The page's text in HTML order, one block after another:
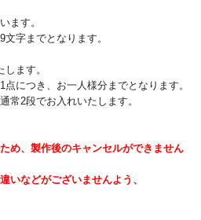
ます。
字までとなります。
ます。
につき、お一人様分までとなります。
常2段でお入れいたします。
め、製作後のキャンセルができません
いなどがございませんよう、